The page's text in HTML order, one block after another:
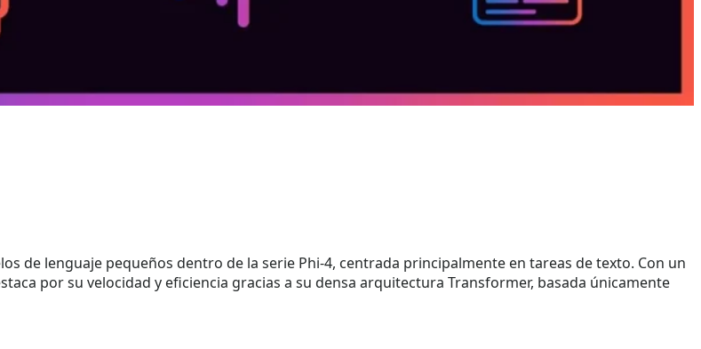
de lenguaje pequeños dentro de la serie Phi-4, centrada principalmente en tareas de texto. Con un
por su velocidad y eficiencia gracias a su densa arquitectura Transformer, basada únicamente